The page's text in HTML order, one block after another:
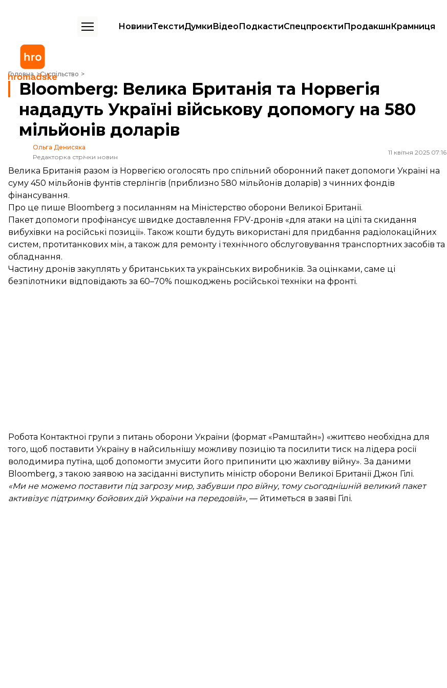
НовиниТекстиДумкиВідеоПодкастиСпецпроєктиПродакшнКрамниця
Головна Суспільство
Bloomberg: Велика Британія та Норвегія нададуть Україні військову допомогу на 580 мільйонів доларів
Bloomberg: Велика Британія та Норвегія
нададуть Україні військову допомогу на 580
мільйонів доларів
Ольга Денисяка
Редакторка стрічки новин
11 квітня 2025 07:16
Велика Британія разом із Норвегією оголосять про спільний оборонний пакет допомоги Україні на
суму 450 мільйонів фунтів стерлінгів (приблизно 580 мільйонів доларів) з чинних фондів
фінансування.
Про це пише Bloomberg з посиланням на Міністерство оборони Великої Британії.
Пакет допомоги профінансує швидке доставлення FPV-дронів «для атаки на цілі та скидання
вибухівки на російські позиції». Також кошти будуть використані для придбання радіолокаційних
систем, протитанкових мін, а також для ремонту і технічного обслуговування транспортних засобів та
обладнання.
Частину дронів закуплять у британських та українських виробників. За оцінками, саме ці
безпілотники відповідають за 60–70% пошкоджень російської техніки на фронті.
Робота Контактної групи з питань оборони України (формат «Рамштайн») «життєво необхідна для
того, щоб поставити Україну в найсильнішу можливу позицію та посилити тиск на лідера росії
володимира путіна, щоб допомогти змусити його припинити цю жахливу війну». За даними
Bloomberg, з такою заявою на засіданні виступить міністр оборони Великої Британії Джон Гілі.
«Ми не можемо поставити під загрозу мир, забувши про війну, тому сьогоднішній великий пакет
активізує підтримку бойових дій України на передовій», — йтиметься в заяві Гілі.